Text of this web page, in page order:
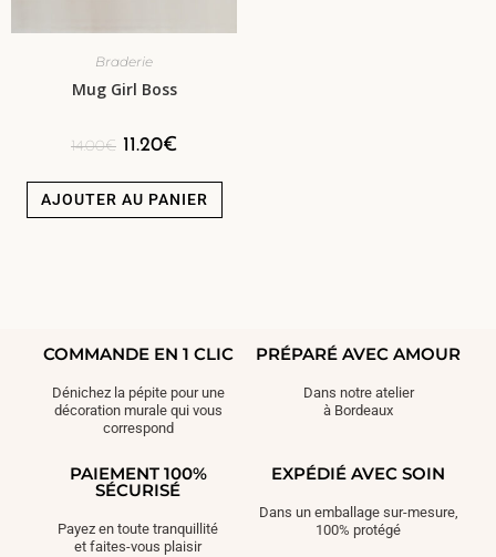
Braderie
Mug Girl Boss
14.00€ 11.20€
AJOUTER AU PANIER
COMMANDE EN 1 CLIC
Dénichez la pépite pour une
décoration murale qui vous
correspond
PRÉPARÉ AVEC AMOUR
Dans notre atelier
à Bordeaux
PAIEMENT 100%
SÉCURISÉ
Payez en toute tranquillité
et faites-vous plaisir
EXPÉDIÉ AVEC SOIN
Dans un emballage sur-mesure,
100% protégé